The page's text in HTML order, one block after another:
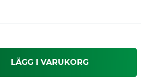
LÄGG I VARUKORG